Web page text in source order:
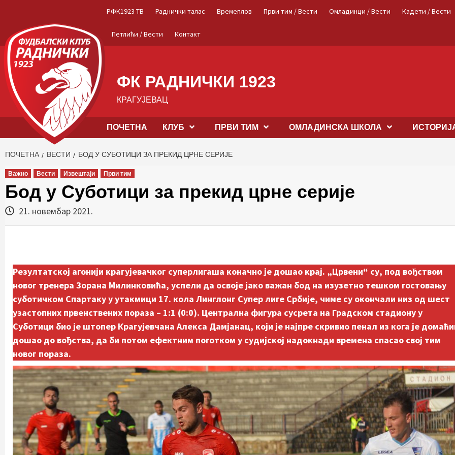
content
РФК1923 ТВ Раднички талас Времеплов Први тим / Вести Омладинци / Вести Кадети / Вести
Петлићи / Вести Контакт
ФК РАДНИЧКИ 1923
КРАГУЈЕВАЦ
ПОЧЕТНА КЛУБ ПРВИ ТИМ OМЛАДИНСКА ШКОЛА
ПОЧЕТНА ВЕСТИ БОД У СУБОТИЦИ ЗА ПРЕКИД ЦРНЕ СЕРИЈЕ
Важно Вести Извештаји Први тим
Бод у Суботици за прекид црне серије
21. новембар 2021.
Резултатској агонији крагујевачког суперлигаша коначно је дошао крај. „Црвени“ су, под вођством
новог тренера Зорана Милинковића, успели да освоје јако важан бод на изузетно тешком гостовању
суботичком Спартаку у утакмици 17. кола Линглонг Супер лиге Србије, чиме су окончали низ од шест
узастопних првенствених пораза – 1:1 (0:0). Централна фигура сусрета на Градском стадиону у
Суботици био је штопер Крагујевчана Алекса Дамјанац, који је најпре скривио пенал из кога је
дошао до вођства, да би потом ефектним поготком у судијској надокнади времена спасао свој тим
новог пораза.